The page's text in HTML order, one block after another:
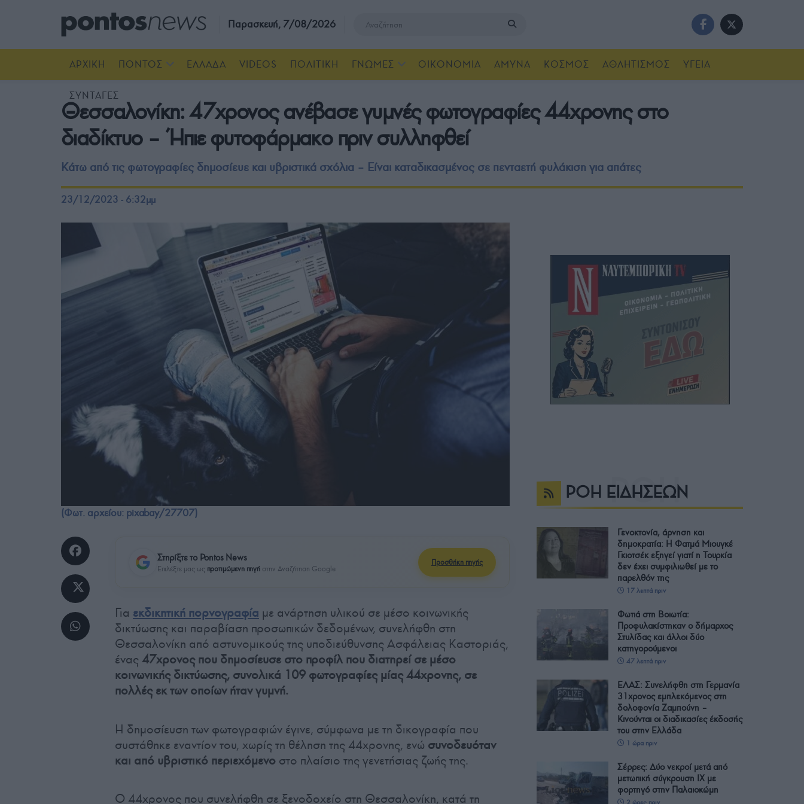
Παρασκευή, 7/08/2026
ΑΡΧΙΚΗ ΠΟΝΤΟΣ ΕΛΛΑΔΑ VIDEOS ΠΟΛΙΤΙΚΗ ΓΝΩΜΕΣ ΟΙΚΟΝΟΜΙΑ ΑΜΥΝΑ ΚΟΣΜΟΣ ΑΘΛΗΤΙΣΜΟΣ ΥΓΕΙΑ
ΣΥΝΤΑΓΕΣ
Θεσσαλονίκη: 47χρονος ανέβασε γυμνές φωτογραφίες 44χρονης στο
διαδίκτυο – Ήπιε φυτοφάρμακο πριν συλληφθεί
Κάτω από τις φωτογραφίες δημοσίευε και υβριστικά σχόλια – Είναι καταδικασμένος σε πενταετή φυλάκιση για απάτες
23/12/2023 - 6:32μμ
(Φωτ. αρχείου: pixabay/27707)
Στηρίξτε το Pontos News
Επιλέξτε μας ως προτιμώμενη πηγή στην Αναζήτηση Google
Προσθήκη πηγής
Για εκδικητική πορνογραφία με ανάρτηση υλικού σε μέσο κοινωνικής
δικτύωσης και παραβίαση προσωπικών δεδομένων, συνελήφθη στη
Θεσσαλονίκη από αστυνομικούς της υποδιεύθυνσης Ασφάλειας Καστοριάς,
ένας 47χρονος που δημοσίευσε στο προφίλ που διατηρεί σε μέσο
κοινωνικής δικτύωσης, συνολικά 109 φωτογραφίες μίας 44χρονης, σε
πολλές εκ των οποίων ήταν γυμνή.
Η δημοσίευση των φωτογραφιών έγινε, σύμφωνα με τη δικογραφία που
συστάθηκε εναντίον του, χωρίς τη θέληση της 44χρονης, ενώ συνοδευόταν
και από υβριστικό περιεχόμενο στο πλαίσιο της γενετήσιας ζωής της.
Ο 44χρονος που συνελήφθη σε ξενοδοχείο στη Θεσσαλονίκη, κατά τη
ΡΟΗ ΕΙΔΗΣΕΩΝ
Γενοκτονία, άρνηση και
δημοκρατία: Η Φατμά Μιουγκέ
Γκιοτσέκ εξηγεί γιατί η Τουρκία
δεν έχει συμφιλιωθεί με το
παρελθόν της
17 λεπτά πριν
Φωτιά στη Βοιωτία:
Προφυλακίστηκαν ο δήμαρχος
Στυλίδας και άλλοι δύο
κατηγορούμενοι
47 λεπτά πριν
ΕΛΑΣ: Συνελήφθη στη Γερμανία
31χρονος εμπλεκόμενος στη
δολοφονία Ζαμπούνη –
Κινούνται οι διαδικασίες έκδοσής
του στην Ελλάδα
1 ώρα πριν
Σέρρες: Δύο νεκροί μετά από
μετωπική σύγκρουση ΙΧ με
φορτηγό στην Παλαιοκώμη
2 ώρες πριν